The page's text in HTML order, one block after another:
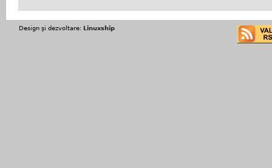
Design şi dezvoltare: Linuxship